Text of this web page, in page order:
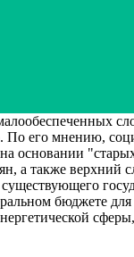
По его мнению,
на основании
а также верхний
бюджете